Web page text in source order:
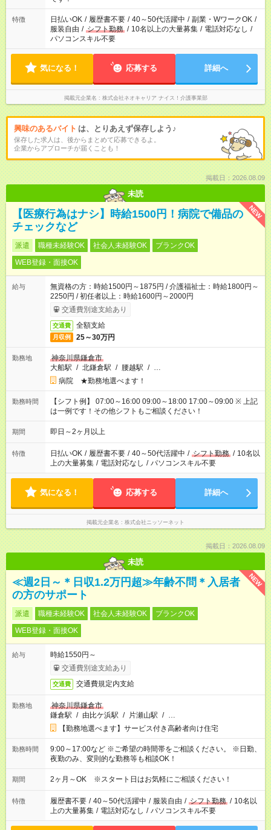
特徴 日払いOK / 履歴書不要 / 40～50代活躍中 / 副業・WワークOK /
服装自由 / シフト勤務 / 10名以上の大量募集 / 電話対応なし /
パソコンスキル不要
気になる！ 応募する 詳細へ
掲載元企業名 株式会社ネオキャリア ナイス！介護事業部
興味のあるバイト は、とりあえず保存しよう♪
保存した求人は、後からまとめて応募できるよ。
企業からアプローチが届くことも！
掲載日：2026.08.09
未読
NEW
【医療行為はナシ】時給1500円！病院で備品の
チェックなど
派遣 職種未経験OK 社会人未経験OK
ブランクOK
WEB登録・面接OK
給与
無資格の方：時給1500円～1875円 / 介護福祉士：時給1800円～
2250円 / 初任者以上：時給1600円～2000円
交通費別途支給あり
交通費 全額支給
月収例 25～30万円
勤務地
神奈川県鎌倉市
大船駅 / 北鎌倉駅 / 腰越駅 / …
病院 ★勤務地選べます！
勤務時間
【シフト例】 07:00～16:00 09:00～18:00 17:00～09:00 ※ 上記
は一例です！その他シフトもご相談ください！
期間 即日～2ヶ月以上
特徴 日払いOK / 履歴書不要 / 40～50代活躍中 / シフト勤務 / 10名以
上の大量募集 / 電話対応なし / パソコンスキル不要
気になる！ 応募する 詳細へ
掲載元企業名 株式会社ニッソーネット
掲載日：2026.08.09
未読
NEW
≪週2日～＊日収1.2万円超≫年齢不問＊入居者
の方のサポート
派遣 職種未経験OK 社会人未経験OK
ブランクOK
WEB登録・面接OK
給与
時給1550円～
交通費別途支給あり
交通費 交通費規定内支給
勤務地
神奈川県鎌倉市
鎌倉駅 / 由比ケ浜駅 / 片瀬山駅 / …
【勤務地選べます】サービス付き高齢者向け住宅
勤務時間
9:00～17:00など ※ご希望の時間帯をご相談ください。 ※日勤、
夜勤のみ、変則的な勤務等も相談OK！
期間 2ヶ月～OK ※スタート日はお気軽にご相談ください！
特徴 履歴書不要 / 40～50代活躍中 / 服装自由 / シフト勤務 / 10名以
上の大量募集 / 電話対応なし / パソコンスキル不要